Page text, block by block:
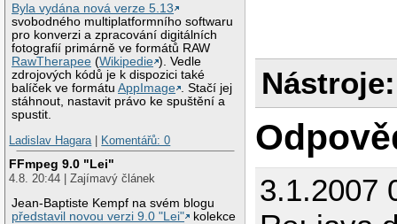
Byla vydána nová verze 5.13
svobodného multiplatformního softwaru
pro konverzi a zpracování digitálních
fotografií primárně ve formátů RAW
RawTherapee (Wikipedie ). Vedle
zdrojových kódů je k dispozici také
balíček ve formátuAppImage
. Stačí jej
stáhnout, nastavit právo ke spuštění a
spustit.
Ladislav Hagara| Komentářů: 0
FFmpeg 9.0 "Lei"
4.8. 20:44 | Zajímavý článek
Jean-Baptiste Kempf na svém blogu
představil novou verzi 9.0 "Lei"
kolekce
Nástroje:
3.1.2007